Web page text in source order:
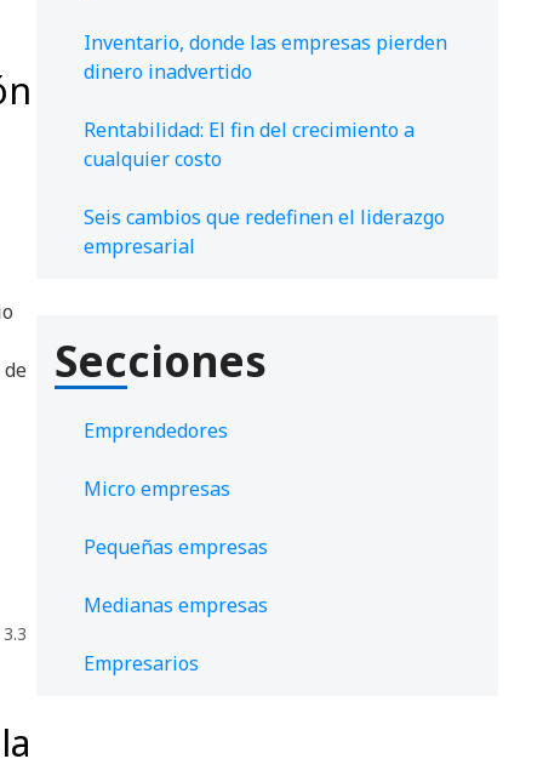
Inventario, donde las empresas pierden
dinero inadvertido
Rentabilidad: El fin del crecimiento a
cualquier costo
Seis cambios que redefinen el liderazgo
empresarial
Secciones
Emprendedores
Micro empresas
Pequeñas empresas
Medianas empresas
Empresarios